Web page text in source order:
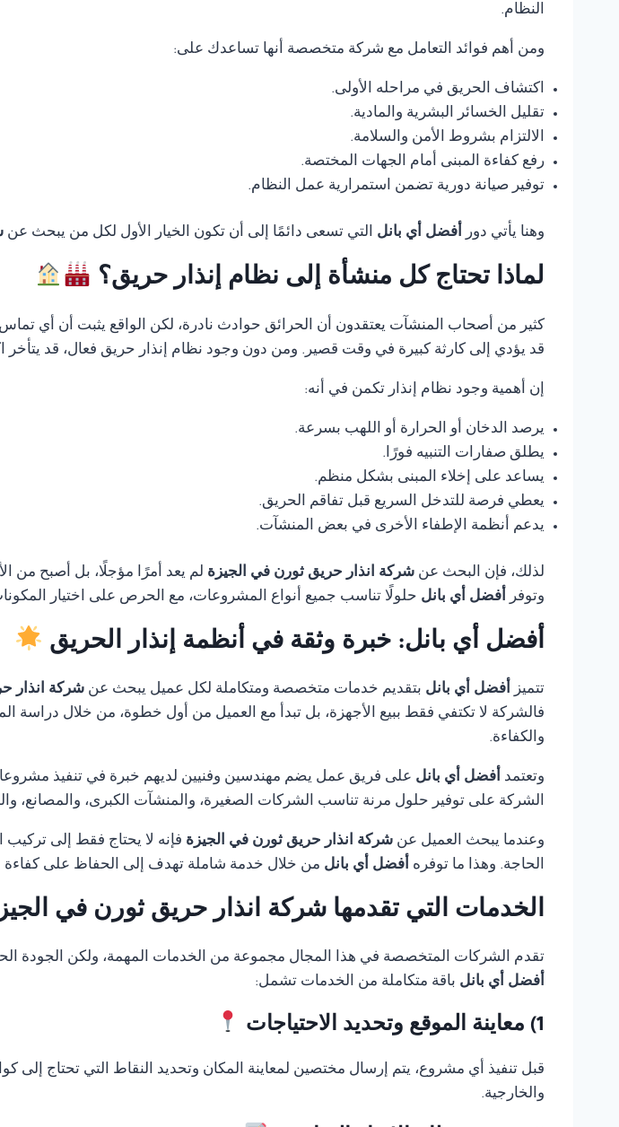
النظام.
ومن أهم فوائد التعامل مع شركة متخصصة أنها تساعدك على:
اكتشاف الحريق في مراحله الأولى.
تقليل الخسائر البشرية والمادية.
الالتزام بشروط الأمن والسلامة.
رفع كفاءة المبنى أمام الجهات المختصة.
توفير صيانة دورية تضمن استمرارية عمل النظام.
وهنا يأتي دور أفضل أي بانل التي تسعى دائمًا إلى أن تكون الخيار الأول لكل من يبحث عن
لماذا تحتاج كل منشأة إلى نظام إنذار حريق؟
كثير من أصحاب المنشآت يعتقدون أن الحرائق حوادث نادرة، لكن الواقع يثبت أن أي
قد يؤدي إلى كارثة كبيرة في وقت قصير. ومن دون وجود نظام إنذار حريق فعال، قد
إن أهمية وجود نظام إنذار تكمن في أنه:
يرصد الدخان أو الحرارة أو اللهب بسرعة.
يطلق صفارات التنبيه فورًا.
يساعد على إخلاء المبنى بشكل منظم.
يعطي فرصة للتدخل السريع قبل تفاقم الحريق.
يدعم أنظمة الإطفاء الأخرى في بعض المنشآت.
لذلك، فإن البحث عن شركة انذار حريق ثورن في الجيزة لم يعد أمرًا مؤجلًا، بل أصبح من
وتوفر أفضل أي بانل حلولًا تناسب جميع أنواع المشروعات، مع الحرص على اختيار
أفضل أي بانل: خبرة وثقة في أنظمة إنذار الحريق
تتميز أفضل أي بانل بتقديم خدمات متخصصة ومتكاملة لكل عميل يبحث عن شركة انذار
فالشركة لا تكتفي فقط ببيع الأجهزة، بل تبدأ مع العميل من أول خطوة، من خلال دراسة
والكفاءة.
وتعتمد أفضل أي بانل على فريق عمل يضم مهندسين وفنيين لديهم خبرة في تنفيذ مشروعات
الشركة على توفير حلول مرنة تناسب الشركات الصغيرة، والمنشآت الكبرى، والمصانع،
وعندما يبحث العميل عن شركة انذار حريق ثورن في الجيزة فإنه لا يحتاج فقط إلى تركيب
الحاجة. وهذا ما توفره أفضل أي بانل من خلال خدمة شاملة تهدف إلى الحفاظ على كفاءة
الخدمات التي تقدمها شركة انذار حريق ثورن في
تقدم الشركات المتخصصة في هذا المجال مجموعة من الخدمات المهمة، ولكن الجودة
أفضل أي بانل باقة متكاملة من الخدمات تشمل:
1) معاينة الموقع وتحديد الاحتياجات
قبل تنفيذ أي مشروع، يتم إرسال مختصين لمعاينة المكان وتحديد النقاط التي تحتاج
والخارجية.